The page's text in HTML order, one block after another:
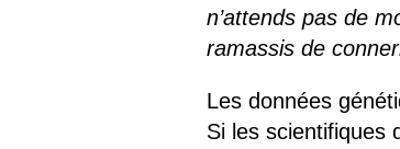
n’attends pas de
ramassis de
Les données
Si les scientifiques